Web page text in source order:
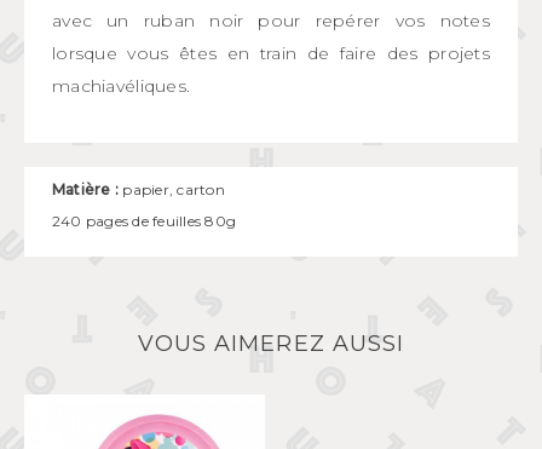
avec un ruban noir pour repérer vos notes
lorsque vous êtes en train de faire des projets
machiavéliques.
Matière : papier, carton
240 pages de feuilles 80g
VOUS AIMEREZ AUSSI